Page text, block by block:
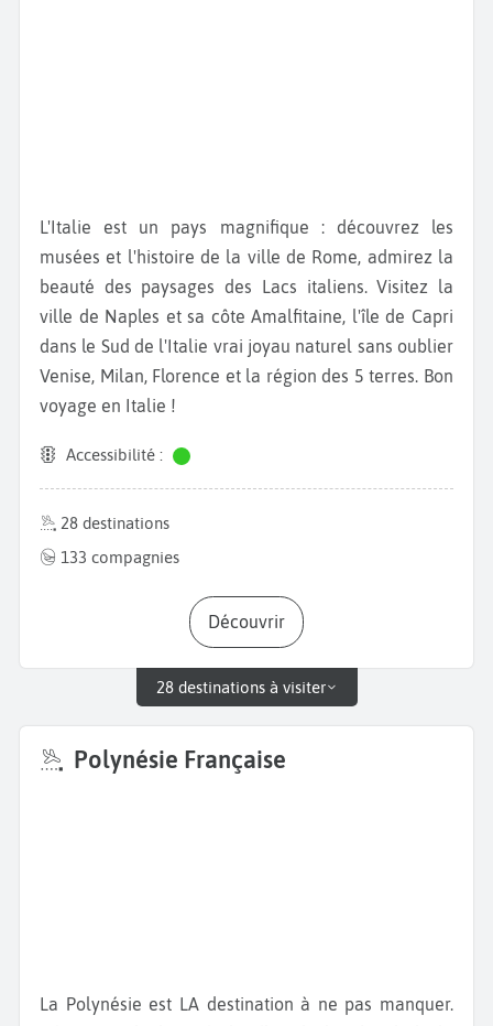
L'Italie est un pays magnifique : découvrez les
musées et l'histoire de la ville de Rome, admirez la
beauté des paysages des Lacs italiens. Visitez la
ville de Naples et sa côte Amalfitaine, l'île de Capri
dans le Sud de l'Italie vrai joyau naturel sans oublier
Venise, Milan, Florence et la région des 5 terres. Bon
voyage en Italie !
Accessibilité :
28 destinations
133 compagnies
Découvrir
28 destinations à visiter
Polynésie Française
La Polynésie est LA destination à ne pas manquer.